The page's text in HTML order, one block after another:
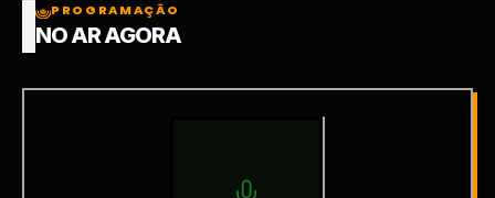
PROGRAMAÇÃO
NO AR AGORA